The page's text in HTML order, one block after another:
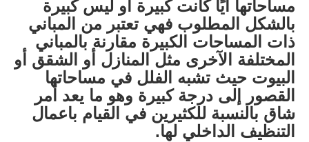
مساحاتها أيًا كانت كبيرة أو ليس كبيرة
بالشكل المطلوب فهي تعتبر من المباني
ذات المساحات الكبيرة مقارنة بالمباني
المختلفة الآخرى مثل المنازل أو الشقق أو
البيوت حيث تشبه الفلل في مساحاتها
القصور إلى درجة كبيرة وهو ما يعد أمر
شاق بالنسبة للكثيرين في القيام باعمال
التنظيف الداخلي لها.